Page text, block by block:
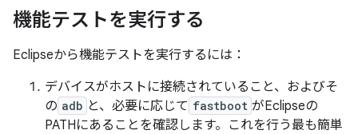
機能テストを実行する
Eclipseから機能テストを実行するには：
デバイスがホストに接続されていること、およびそ
の adb と、必要に応じて fastboot がEclipseの
PATHにあることを確認します。これを行う最も簡単